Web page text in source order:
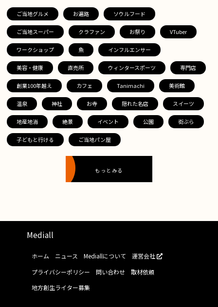
ご当地グルメ お遍路 ソウルフード
ご当地スーパー クラファン お祭り VTuber
ワークショップ 魚 インフルエンサー
美容・健康 直売所 ウィンタースポーツ 専門店
創業100年越え カフェ Tanimachi 美術館
温泉 神社 お寺 隠れた名店 スイーツ
地産地消 絶景 イベント 公園 街ぶら
子どもと行ける ご当地パン屋
もっとみる
Mediall
ホーム ニュース Mediallについて
運営会社
プライバシーポリシー
問い合わせ
取材依頼
地方創生ライター募集